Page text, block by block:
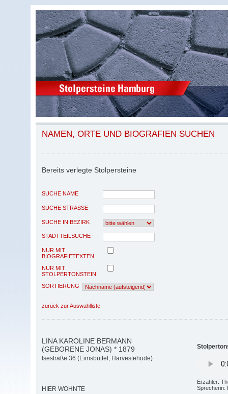
NAMEN, ORTE UND BIOGRAFIEN SUCHEN
Bereits verlegte Stolpersteine
SUCHE NAME
SUCHE STRASSE
SUCHE IN BEZIRK
STADTTEILSUCHE
NUR MIT
BIOGRAFIETEXTEN
NUR MIT
STOLPERTONSTEIN
SORTIERUNG
zurück zur Auswahlliste
Erzähler:
Sprecherin:
LINA KAROLINE BERMANN
(GEBORENE JONAS) * 1879
Isestraße 36 (Eimsbüttel, Harvestehude)
HIER WOHNTE